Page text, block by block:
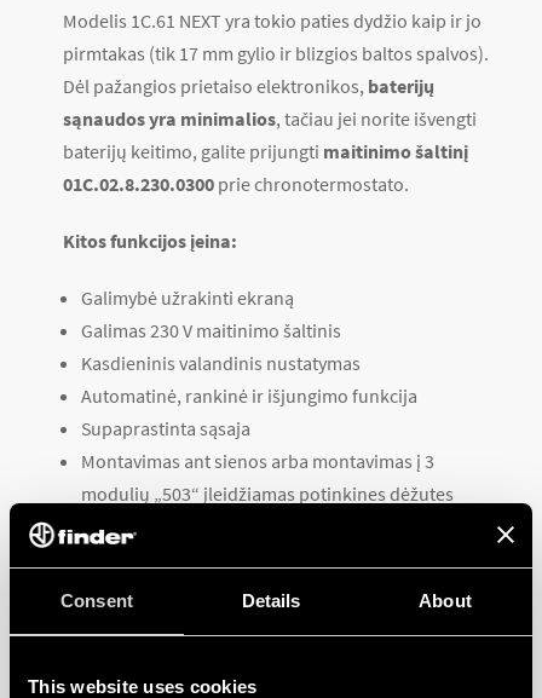
Consent Details About
This website uses cookies
Modelis 1C.61 NEXT yra tokio paties dydžio kaip ir jo
pirmtakas (tik 17 mm gylio ir blizgios baltos spalvos).
Dėl pažangios prietaiso elektronikos, baterijų
sąnaudos yra minimalios, tačiau jei norite išvengti
baterijų keitimo, galite prijungti maitinimo šaltinį
01C.02.8.230.0300 prie chronotermostato.
Kitos funkcijos įeina:
Galimybė užrakinti ekraną
Galimas 230 V maitinimo šaltinis
Kasdieninis valandinis nustatymas
Automatinė, rankinė ir išjungimo funkcija
Supaprastinta sąsaja
Montavimas ant sienos arba montavimas į 3
modulių „503“ įleidžiamas potinkines dėžutes
ATSISIŲSTI TECHNINĘ SPECIFIKACIJĄ